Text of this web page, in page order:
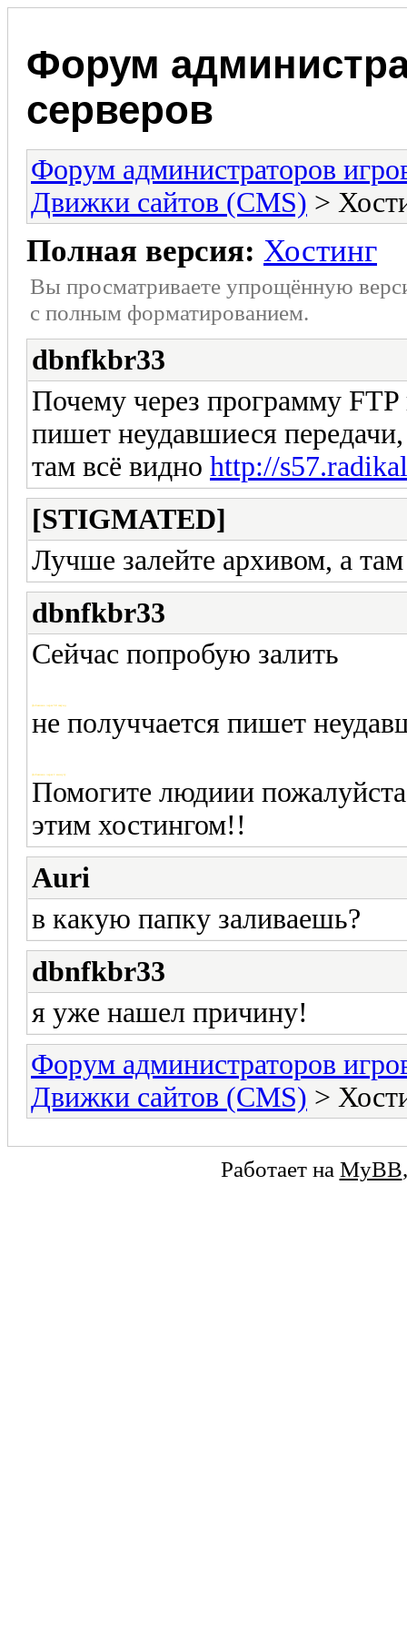
Форум
серверов
Форум администраторов
Движки сайтов (CMS) >
Полная версия: Хостинг
Вы просматриваете упрощённую
с полным форматированием.
dbnfkbr33
Почему через программу
пишет неудавшиеся
там всё видно http://
[STIGMATED]
Лучше залейте архивом, а
dbnfkbr33
Сейчас попробую залить
Добавлено через 58 секунд
не получчается пишет
Добавлено через 1 минуту
Помогите людиии
этим хостингом!!
Auri
в какую папку заливаешь?
dbnfkbr33
я уже нашел причину!
Форум администраторов
Движки сайтов (CMS) >
Работает на MyBB